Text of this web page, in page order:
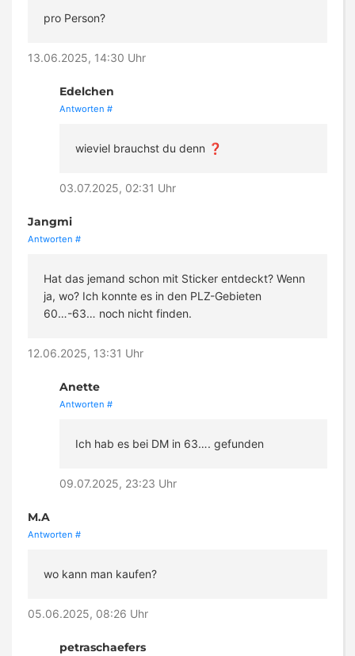
pro Person?
13.06.2025, 14:30 Uhr
Edelchen
Antworten #
wieviel brauchst du denn ❓
03.07.2025, 02:31 Uhr
Jangmi
Antworten #
Hat das jemand schon mit Sticker entdeckt? Wenn
ja, wo? Ich konnte es in den PLZ-Gebieten
60…-63… noch nicht finden.
12.06.2025, 13:31 Uhr
Anette
Antworten #
Ich hab es bei DM in 63…. gefunden
09.07.2025, 23:23 Uhr
M.A
Antworten #
wo kann man kaufen?
05.06.2025, 08:26 Uhr
petraschaefers